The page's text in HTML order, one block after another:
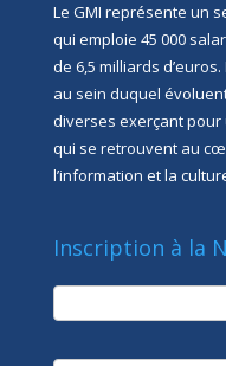
Le GMI représente un
qui emploie 45 000
de 6,5 milliards
au sein duquel
diverses exerçant
qui se retrouvent au
l’information et la
Inscription à la
newsletter